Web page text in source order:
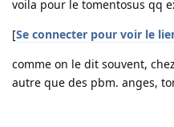
voila pour le tomentosus qq
[Se connecter pour voir le
comme on le dit souvent,
autre que des pbm. anges,